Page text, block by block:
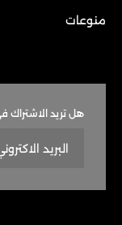
منوعات
هل تريد الاشتراك